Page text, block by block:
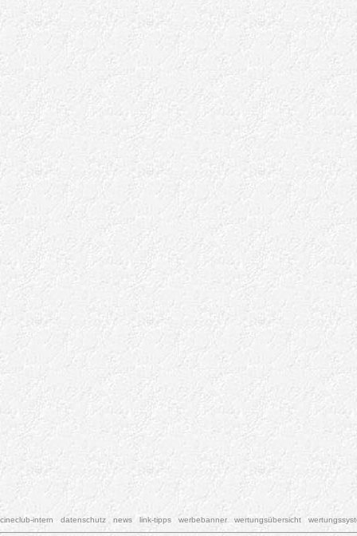
cineclub-intern datenschutz news link-tipps werbebanner wertungsübersicht